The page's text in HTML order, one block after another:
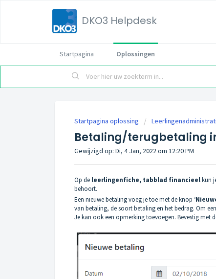
DKO3 Helpdesk
Startpagina Oplossingen
Startpagina oplossing
Betaling/terugbetaling
Gewijzigd op: Di, 4 Jan, 2022 om 12:20 PM
Op de leerlingenfiche, tabblad financieelkun
behoort.
Een nieuwe betaling voeg je toe met de knop ‘
van betaling, de soort betaling en het bedrag. Om een
Je kan ook een opmerking toevoegen. Bevestig met